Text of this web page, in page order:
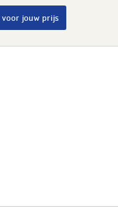
voor jouw prijs